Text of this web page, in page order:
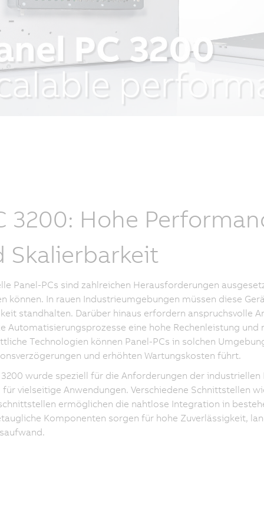
3200: Hohe
Skalierbarkeit
Panel-PCs sind zahlreichen Herausforderungen
können. In rauen Industrieumgebungen müssen diese
standhalten. Darüber hinaus erfordern anspruchsvolle
Automatisierungsprozesse eine hohe Rechenleistung
Technologien können Panel-PCs in solchen
und erhöhten Wartungskosten führt.
3200 wurde speziell für die Anforderungen der
vielseitige Anwendungen. Verschiedene Schnittstellen
ermöglichen die nahtlose Integration in
Komponenten sorgen für hohe Zuverlässigkeit,